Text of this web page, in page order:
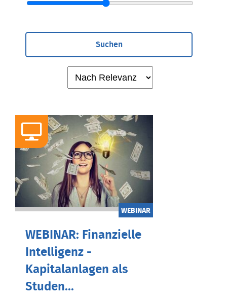
Suchen
WEBINAR
WEBINAR: Finanzielle
Intelligenz -
Kapitalanlagen als
Studen...